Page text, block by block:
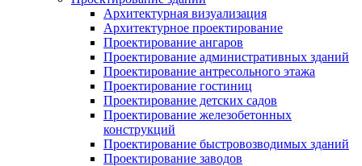
Архитектурная визуализация
Архитектурное проектирование
Проектирование ангаров
Проектирование административных зданий
Проектирование антресольного этажа
Проектирование гостиниц
Проектирование детских садов
Проектирование железобетонных
конструкций
Проектирование быстровозводимых зданий
Проектирование заводов